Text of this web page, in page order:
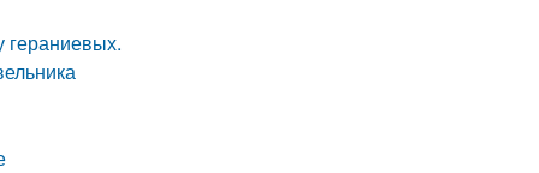
гераниевых.